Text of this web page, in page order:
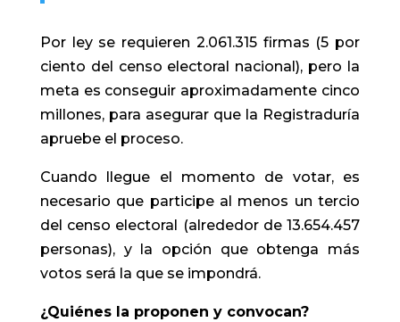
Por ley se requieren 2.061.315 firmas (5 por
ciento del censo electoral nacional), pero la
meta es conseguir aproximadamente cinco
millones, para asegurar que la Registraduría
apruebe el proceso.
Cuando llegue el momento de votar, es
necesario que participe al menos un tercio
del censo electoral (alrededor de 13.654.457
personas), y la opción que obtenga más
votos será la que se impondrá.
¿Quiénes la proponen y convocan?